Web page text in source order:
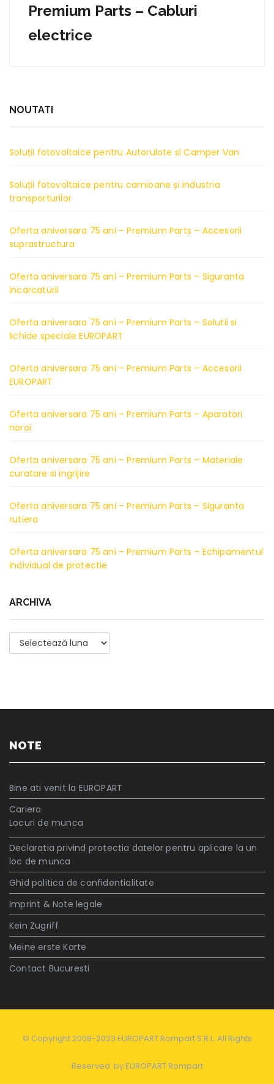
Premium Parts – Cabluri
electrice
NOUTATI
Soluții fotovoltaice pentru Autorulote si Camper Van
Soluții fotovoltaice pentru camioane și industria
transporturilor
Oferta aniversara 75 ani – Premium Parts – Accesorii
suprastructura
Oferta aniversara 75 ani – Premium Parts – Siguranta
incarcaturii
Oferta aniversara 75 ani – Premium Parts – Solutii si
lichide speciale EUROPART
Oferta aniversara 75 ani – Premium Parts – Accesorii
EUROPART
Oferta aniversara 75 ani – Premium Parts – Aparatori
noroi
Oferta aniversara 75 ani – Premium Parts – Materiale
curatare si ingrijire
Oferta aniversara 75 ani – Premium Parts – Siguranta
rutiera
Oferta aniversara 75 ani – Premium Parts – Echipamentul
individual de protectie
ARCHIVA
Archiva
NOTE
Bine ati venit la EUROPART
Cariera
Locuri de munca
Declaratia privind protectia datelor pentru aplicare la un
loc de munca
Ghid politica de confidentialitate
Imprint & Note legale
Kein Zugriff
Meine erste Karte
Contact Bucuresti
© Copyright 2008-2023 EUROPART Rompart S.R.L. All Rights
Reserved. byEUROPART Rompart